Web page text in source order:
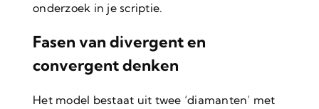
onderzoek in je scriptie.
Fasen van divergent en
convergent denken
Het model bestaat uit twee ‘diamanten’ met